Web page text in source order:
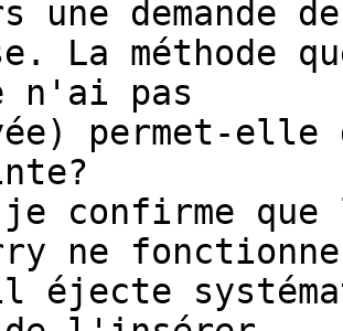
une demande
La méthode
n'ai pas
permet-
confirme que
ne